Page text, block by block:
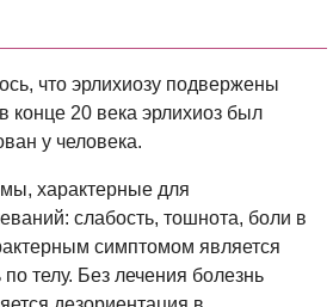
что эрлихиозу подвержены
конце 20 века эрлихиоз был
у человека.
характерные для
слабость, тошнота, боли в
симптомом является
телу. Без лечения болезнь